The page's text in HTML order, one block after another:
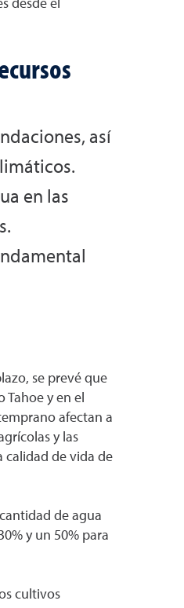
así
en las
se prevé que
Tahoe y en el
afectan a
y las
calidad de vida de
de agua
y un 50% para
cultivos